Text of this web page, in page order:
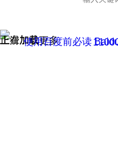
正在加载
上滑加载更多
使用百度前必读京公网